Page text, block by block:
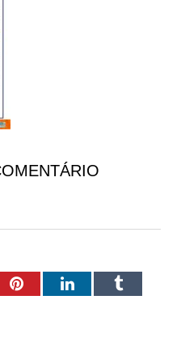
PinterestLinkedInTumblr